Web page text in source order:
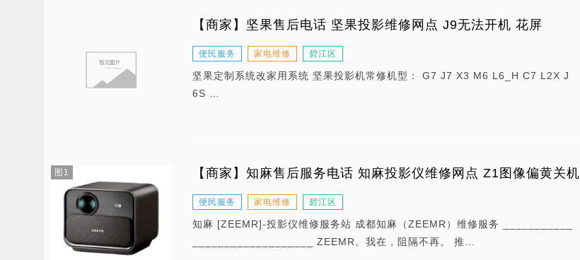
【商家】坚果售后电话 坚果投影维修网点 J9无法开机 花屏
便民服务 家电维修 碧江区
坚果定制系统改家用系统 坚果投影机常修机型： G7 J7 X3 M6 L6_H C7 L2X J
6S …
图1 【商家】知麻售后服务电话 知麻投影仪维修网点 Z1图像偏黄关机
便民服务 家电维修 碧江区
知麻 [ZEEMR]-投影仪维修服务站 成都知麻（ZEEMR）维修服务 ___________
___________________ ZEEMR。我在，阻隔不再。 推…